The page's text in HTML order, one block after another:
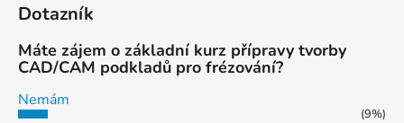
Dotazník
Máte zájem o základní kurz přípravy tvorby
CAD/CAM podkladů pro frézování?
Nemám
(9%)